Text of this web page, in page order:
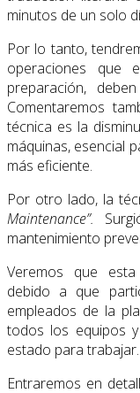
minutos de un solo
Por lo tanto,
operaciones que
preparación,
Comentaremos
técnica es la
máquinas, esencial
más eficiente.
Por otro lado, la
Maintenance”.
mantenimiento
Veremos que
debido a que
empleados de la
todos los equipos
estado para trabajar.
Entraremos en